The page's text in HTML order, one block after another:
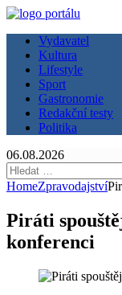
Vydavatel
Kultura
Lifestyle
Sport
Gastronomie
Redakční testy
Politika
06.08.2026
Vyhledávání
HomeZpravodajství
Piráti
konferenci